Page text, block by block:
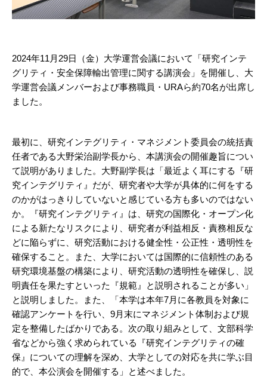
2024年11月29日（金）大学運営会議において「研究インテ
グリティ・安全保障輸出管理に関する講演会」を開催し、大
学運営会議メンバーおよび事務職員・URAら約70名が出席し
ました。
最初に、研究インテグリティ・マネジメント委員会の統括責
任者である大野栄治副学長から、本講演会の開催趣旨につい
て説明がありました。大野副学長は「最近よく耳にする『研
究インテグリティ』だが、研究者や大学が具体的に何をする
のかがはっきりしていないと感じている方も多いのではない
か。『研究インテグリティ』は、研究の国際化・オープン化
による新たなリスクにより、研究者が利益相反・責務相反な
どに陥らずに、研究活動における健全性・公正性・透明性を
確保すること。また、大学においては国際的に信頼性のある
研究環境基盤の構築により、研究活動の透明性を確保し、説
明責任を果たすといった『規範』と説明されることが多い」
と説明しました。また、「本学は本年7月に各教員を対象に
確認アンケートを行い、9月末にマネジメント体制および規
定を整備したばかりである。次の取り組みとして、文部科学
省などから強く求められている『研究インテグリティの確
保』についての理解を深め、大学としての対応を共に学ぶ目
的で、本公演会を開催する」と述べました。